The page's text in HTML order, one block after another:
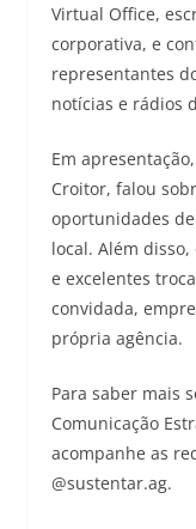
Virtual Office,
corporativa, e
representantes
notícias e rádios
Em
Croitor, falou
oportunidades
local. Além
e excelentes
convidada,
própria agência.
Para saber mais
Comunicação
acompanhe as
@sustentar.ag.